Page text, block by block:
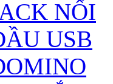
NỐI
USB